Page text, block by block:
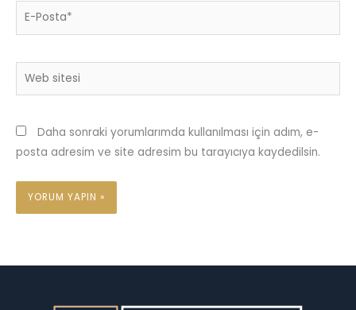
E-
Web
Daha sonraki yorumlarımda kullanılması için adım, e-
posta adresim ve site adresim bu tarayıcıya kaydedilsin.